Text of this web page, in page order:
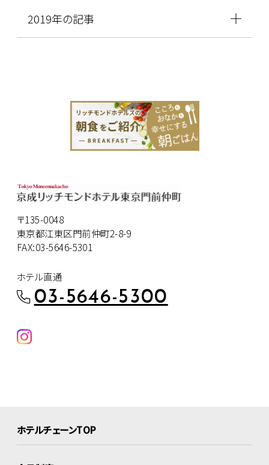
2019年の記事
〒135-0048
東京都江東区門前仲町2-8-9
FAX:03-5646-5301
ホテル直通
03-5646-5300
ホテルチェーンTOP